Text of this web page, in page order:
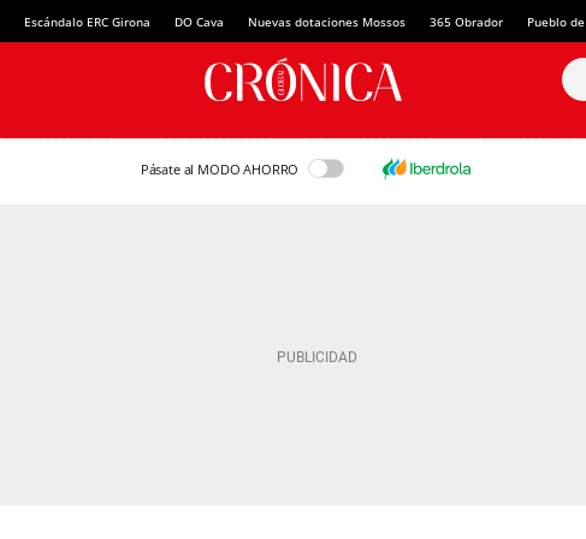
Escándalo ERC Girona DO Cava Nuevas dotaciones Mossos 365 Obrador Pueblo
Pásate al MODO AHORRO